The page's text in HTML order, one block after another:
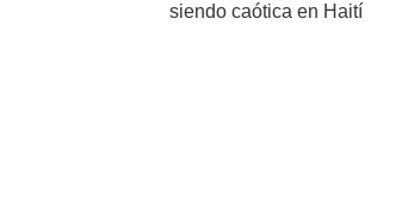
siendo caótica en Haití